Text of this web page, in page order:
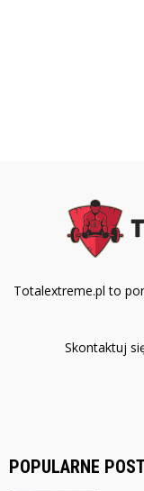
Totalextreme.pl to
Skontaktuj
POPULARNE